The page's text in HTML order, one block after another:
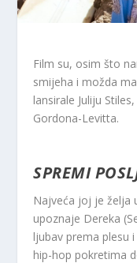
Film su, osim što
smijeha i možda
lansirale Juliju
Gordona-Levitta.
SPREMI
Najveća joj je želja
upoznaje Dereka
ljubav prema plesu
hip-hop pokretima